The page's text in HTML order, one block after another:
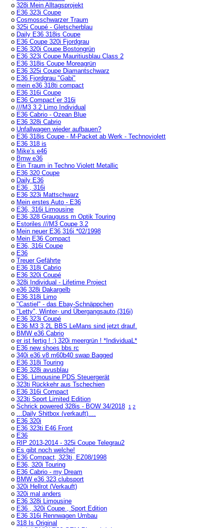
o 328i Mein Alltagsprojekt
o E36 323i Coupe
o Cosmosschwarzer Traum
o 325i Coupé - Gletscherblau
o Daily E36 318is Coupe
o E36 Coupe 320i Fjordgrau
o E36 320i Coupe Bostongrün
o E36 323i Coupe Mauritiusblau Class 2
o E36 318is Coupe Moreagrün
o E36 325i Coupe Diamantschwarz
o E36 Fjordgrau "Gabi"
o mein e36 318ti compact
o E36 316i Coupe
o E36 Compact´er 316i
o ///M3 3.2 Limo Individual
o E36 Cabrio - Ozean Blue
o E36 328i Cabrio
o Unfallwagen wieder aufbauen?
o E36 318is Coupe - M-Packet ab Werk - Technoviolett
o E36 318 is
o Mike’s e46
o Bmw e36
o Ein Traum in Techno Violett Metallic
o E36 320 Coupe
o Daily E36
o E36 , 316i
o E36 323i Mattschwarz
o Mein erstes Auto - E36
o E36, 316i Limousine
o E36 328 Grauguss m Optik Touring
o Estoriles ///M3 Coupe 3.2
o Mein neuer E36 316i *02/1998
o Mein E36 Compact
o E36, 316i Coupe
o E36
o Treuer Gefährte
o E36 318i Cabrio
o E36 320i Coupé
o 328i Individual - Lifetime Project
o e36 328i Dakargelb
o E36 318i Limo
o "Castiel" - das Ebay-Schnäppchen
o "Letty", Winter- und Übergangsauto (316i)
o E36 323i Coupé
o E36 M3 3,2L BBS LeMans sind jetzt drauf.
o BMW e36 Cabrio
o er ist fertig ! :) 320i meergrün ! *IndividuaL*
o E36 new shoes bbs rc
o 340i e36 v8 m60b40 swap Bagged
o E36 318i Touring
o E36 328i avusblau
o E36. Limousine PDS Steuergerät
o 323ti Rückkehr aus Tschechien
o E36 316i Compact
o 323ti Sport Limited Edition
o Schrick powered 328is - BOW 34/2018 1 2
o
...Daily Shitbox (verkauft)....
o E36 320i
o E36 323ti E46 Front
o E36
o RIP 2013-2014 - 325i Coupe Telegrau2
o Es gibt noch welche!
o E36 Compact, 323ti, EZ08/1998
o E36, 320i Touring
o E36 Cabrio - my Dream
o BMW e36 323 clubsport
o 320i Hellrot (Verkauft)
o 320i mal anders
o E36 328i Limousine
o E36 , 320i Coupe , Sport Edition
o E36 316i Rennwagen Umbau
o 318 Is Original